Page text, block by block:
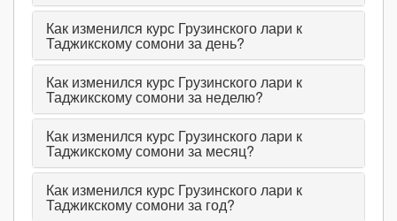
Как изменился курс Грузинского лари к
Таджикскому сомони за день?
Как изменился курс Грузинского лари к
Таджикскому сомони за неделю?
Как изменился курс Грузинского лари к
Таджикскому сомони за месяц?
Как изменился курс Грузинского лари к
Таджикскому сомони за год?